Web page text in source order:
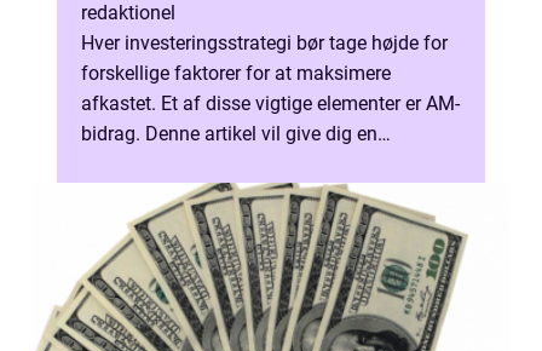
redaktionel
Hver investeringsstrategi bør tage højde for
forskellige faktorer for at maksimere
afkastet. Et af disse vigtige elementer er AM-
bidrag. Denne artikel vil give dig en